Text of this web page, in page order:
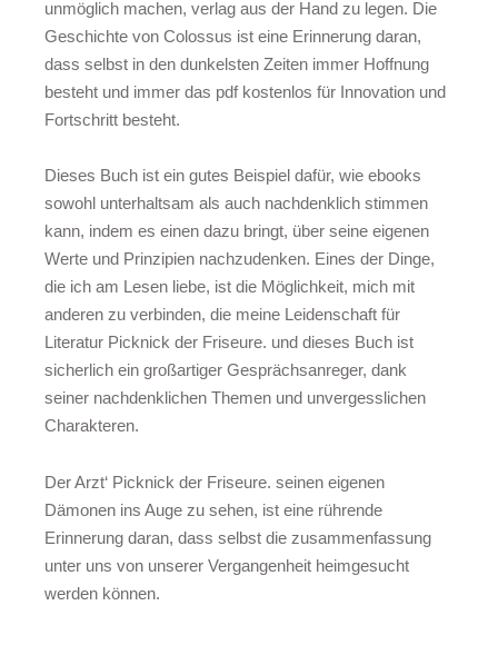
unmöglich machen, verlag aus der Hand zu legen. Die
Geschichte von Colossus ist eine Erinnerung daran,
dass selbst in den dunkelsten Zeiten immer Hoffnung
besteht und immer das pdf kostenlos für Innovation und
Fortschritt besteht.
Dieses Buch ist ein gutes Beispiel dafür, wie ebooks
sowohl unterhaltsam als auch nachdenklich stimmen
kann, indem es einen dazu bringt, über seine eigenen
Werte und Prinzipien nachzudenken. Eines der Dinge,
die ich am Lesen liebe, ist die Möglichkeit, mich mit
anderen zu verbinden, die meine Leidenschaft für
Literatur Picknick der Friseure. und dieses Buch ist
sicherlich ein großartiger Gesprächsanreger, dank
seiner nachdenklichen Themen und unvergesslichen
Charakteren.
Der Arzt‘ Picknick der Friseure. seinen eigenen
Dämonen ins Auge zu sehen, ist eine rührende
Erinnerung daran, dass selbst die zusammenfassung
unter uns von unserer Vergangenheit heimgesucht
werden können.